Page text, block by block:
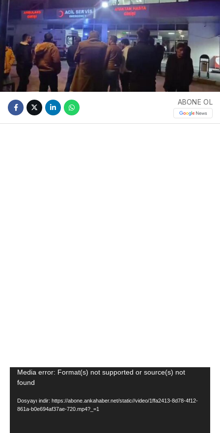
ABONE OL
Video
oynatıcı
Media error: Format(s) not supported or source(s) not
found
Dosyayı indir: https://abone.ankahaber.net/static//video/1ffa2413-8d78-4f12-
861a-b0e694af37ae-720.mp4?_=1